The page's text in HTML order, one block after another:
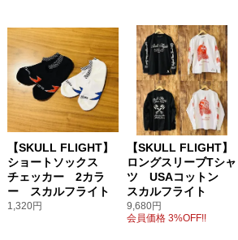
【SKULL FLIGHT】
ショートソックス
チェッカー 2カラ
ー スカルフライト
1,320円
【SKULL FLIGHT】
ロングスリーブTシャ
ツ USAコットン
スカルフライト
9,680円
会員価格 3%OFF!!